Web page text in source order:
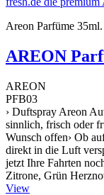
Areon Parfüme 35ml.
AREON
AREON
PFB03
› Duftspray Areon
sinnlich, frisch oder
Wunsch offen› Ob
direkt in die Luft
jetzt Ihre Fahrten
Zitrone, Grün
View